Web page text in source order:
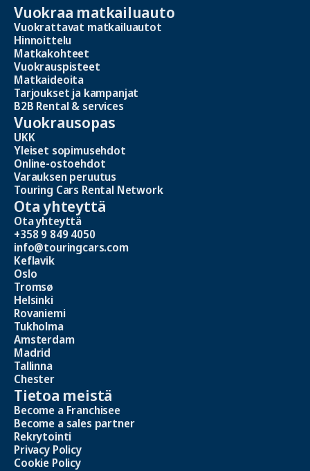
Vuokraa matkailuauto
Vuokrattavat matkailuautot
Hinnoittelu
Matkakohteet
Vuokrauspisteet
Matkaideoita
Tarjoukset ja kampanjat
B2B Rental & services
Vuokrausopas
UKK
Yleiset sopimusehdot
Online-ostoehdot
Varauksen peruutus
Touring Cars Rental Network
Ota yhteyttä
Ota yhteyttä
+358 9 849 4050
info@touringcars.com
Keflavik
Oslo
Tromsø
Helsinki
Rovaniemi
Tukholma
Amsterdam
Madrid
Tallinna
Chester
Tietoa meistä
Become a Franchisee
Become a sales partner
Rekrytointi
Privacy Policy
Cookie Policy